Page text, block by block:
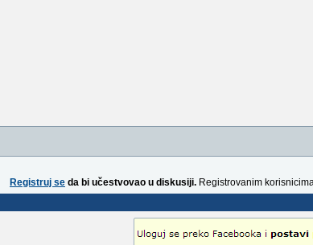
Registruj se da bi učestvovao u diskusiji. Registrovanim